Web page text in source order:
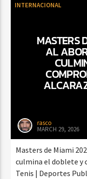
INTERNACIONAL
MASTERS
AL
rasco
MARCH 29, 2026
Masters de Miami
culmina el doblete y
Tenis | Deportes